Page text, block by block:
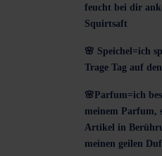
feucht bei dir
Squirtsaft
🌸 Speichel=ich
Trage Tag auf
🌸Parfum=ich
meinem Parfum,
Artikel in
meinen geilen